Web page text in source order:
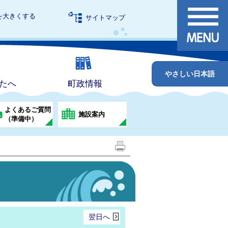
大きくする サイトマップ
へ 町政情報
やさしい日本語
よくあるご質問
（準備中）
施設案内
翌日へ